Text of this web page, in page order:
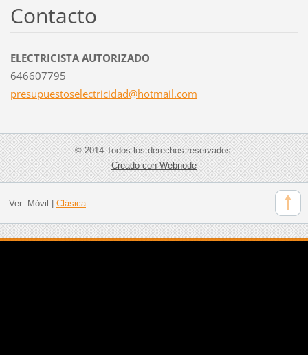
Contacto
ELECTRICISTA AUTORIZADO
646607795
presupuestoselectricidad@hotmail.com
© 2014 Todos los derechos reservados.
Creado con Webnode
Ver: Móvil Clásica